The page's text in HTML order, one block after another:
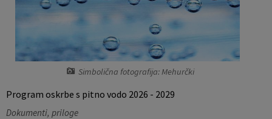
Simbolična fotografija: Mehurčki
Program oskrbe s pitno vodo 2026 - 2029
Dokumenti, priloge
Pobratene občine
Jernej Pečnik
Luka iz Dobrepolja
Civilna zaščita
Splošni in posamični akti
Prostorski akti
Dokumenti Občine
Občinsko glasilo
E-brošure
Promocijski video
Prostorske fotografije